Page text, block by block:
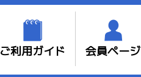
ご利用ガイド 会員ページ